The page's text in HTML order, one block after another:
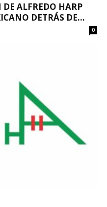
ALFREDO HARP
DETRÁS DE...
0